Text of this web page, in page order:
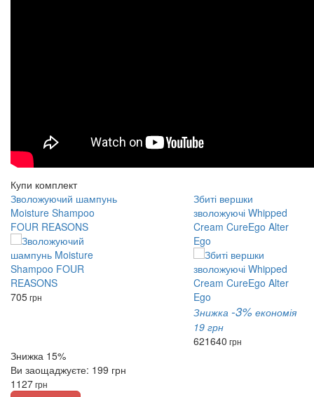
Купи комплект
Зволожуючий шампунь
Moisture Shampoo
FOUR REASONS
705грн
Збиті вершки
зволожуючі Whipped
Cream CureEgo Alter
Ego
Знижка-3% економія
19 грн
621640 грн
Знижка 15%
Ви заощаджуєте: 199 грн
1127грн